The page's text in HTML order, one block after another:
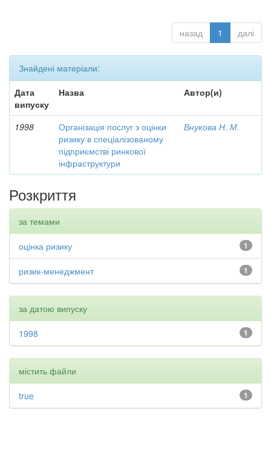
назад 1 далі
Знайдені матеріали:
Дата
випуску
Назва Автор(и)
1998
Організація послуг з оцінки
ризику в спеціалізованому
підприємстві ринкової
інфраструктури
Внукова Н. М.
Розкриття
за темами
1
оцінка ризику
1
ризик-менеджмент
за датою випуску
1
1998
містить файли
1
true